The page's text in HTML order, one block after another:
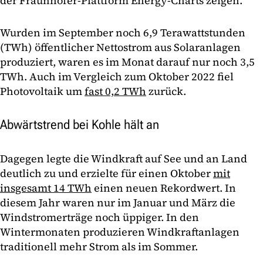
Wurden im September noch 6,9 Terawattstunden
(TWh) öffentlicher Nettostrom aus Solaranlagen
produziert, waren es im Monat darauf nur noch 3,5
TWh. Auch im Vergleich zum Oktober 2022 fiel
Photovoltaik umfast 0,2 TWh zurück.
Abwärtstrend bei Kohle hält an
Dagegen legte die Windkraft auf See und an Land
deutlich zu und erzielte für einen Oktobermit
insgesamt 14 TWh einen neuen Rekordwert. In
diesem Jahr waren nur im Januar und März die
Windstromerträge noch üppiger. In den
Wintermonaten produzieren Windkraftanlagen
traditionell mehr Strom als im Sommer.